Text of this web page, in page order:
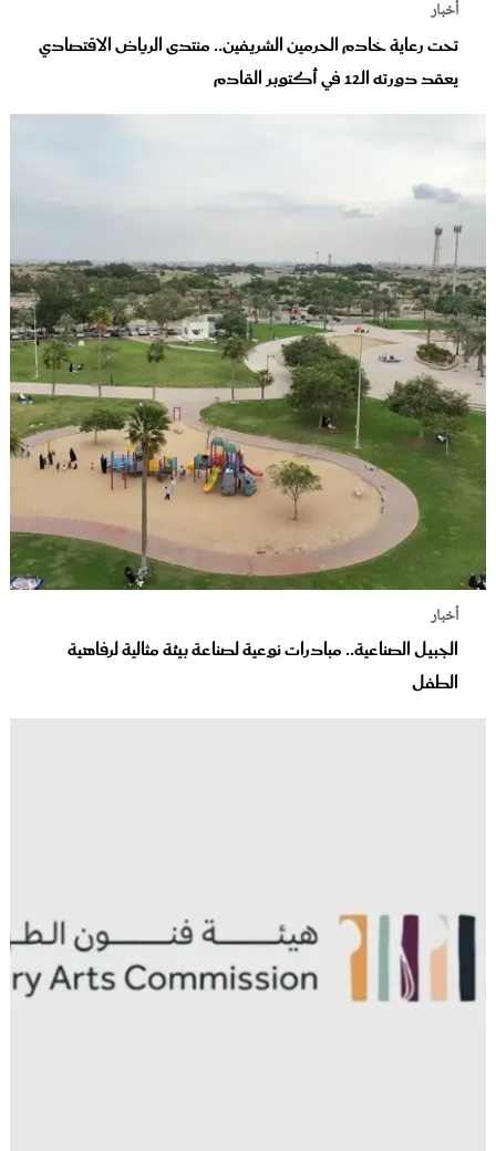
أخبار
تحت رعاية خادم الحرمين الشريفين.. منتدى الرياض الاقتصادي
يعقد دورته الـ12 في أكتوبر القادم
أخبار
الجبيل الصناعية.. مبادرات نوعية لصناعة بيئة مثالية لرفاهية
الطفل